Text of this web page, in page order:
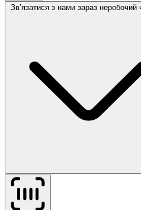
Звʼязатися з нами зараз